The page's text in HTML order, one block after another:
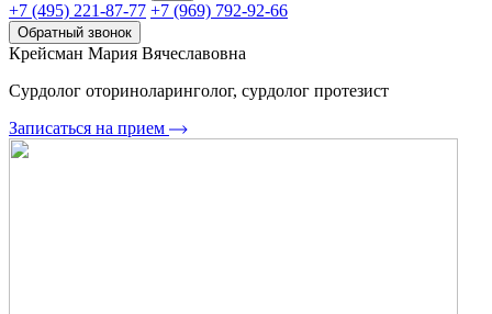
+7 (495) 221-87-77 +7 (969) 792-92-66
Обратный звонок
Крейсман Мария Вячеславовна
Сурдолог оториноларинголог, сурдолог протезист
Записаться на прием